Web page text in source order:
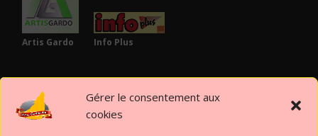
Gérer le consentement aux
cookies
Artis Gardo Info Plus